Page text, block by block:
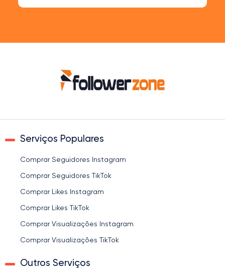
Serviços Populares
Comprar Seguidores Instagram
Comprar Seguidores TikTok
Comprar Likes Instagram
Comprar Likes TikTok
Comprar Visualizações Instagram
Comprar Visualizações TikTok
Outros Serviços